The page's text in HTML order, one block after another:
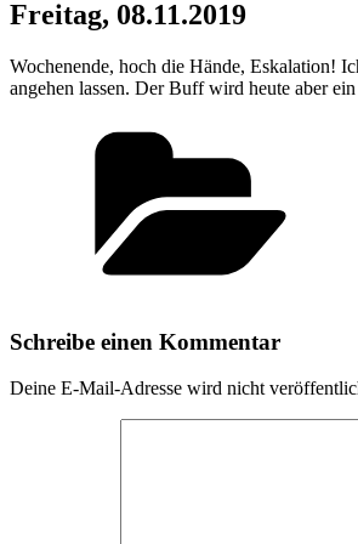
Freitag, 08.11.2019
Wochenende, hoch die Hände, Eskalation!
angehen lassen. Der Buff wird heute aber
Schreibe einen Kommentar
Deine E-Mail-Adresse wird nicht